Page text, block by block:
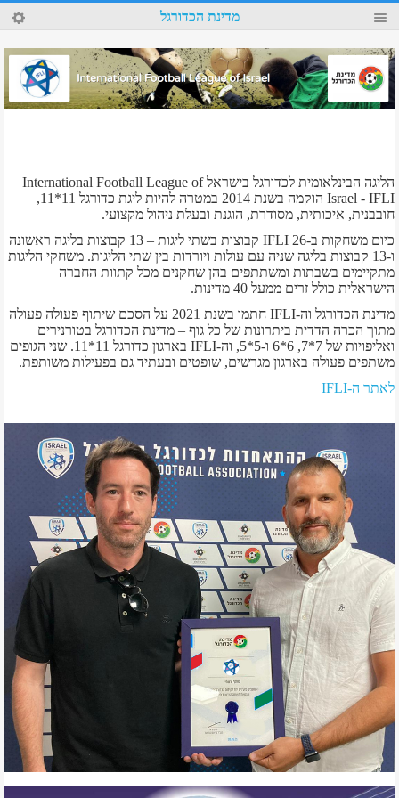
35 מדינת הכדורגל
הליגה הבינלאומית לכדורגל בישראל International Football League of
Israel - IFLI הוקמה בשנת 2014 במטרה להיות ליגת כדורגל 11*11,
חובבנית, איכותית, מסודרת, הוגנת ובעלת ניהול מקצועי.
כיום משחקות ב-IFLI 26 קבוצות בשתי ליגות – 13 קבוצות בליגה ראשונה
ו-13 קבוצות בליגה שניה עם עולות ויורדות בין שתי הליגות. משחקי הליגות
מתקיימים בשבתות ומשתתפים בהן שחקנים מכל קתוות החברה
הישראלית כולל זרים ממעל 40 מדינות.
מדינת הכדורגל וה-IFLI חתמו בשנת 2021 על הסכם שיתוף פעולה פעולה
מתוך הכרה הדדית ביתרונות של כל גוף – מדינת הכדורגל בטורנירים
ואליפויות של 7*7, 6*6 ו-5*5, וה-IFLI בארגון כדורגל 11*11. שני הגופים
משתפים פעולה בארגון מגרשים, שופטים ובעתיד גם בפעילות משותפת.
לאתר ה-IFLI
4